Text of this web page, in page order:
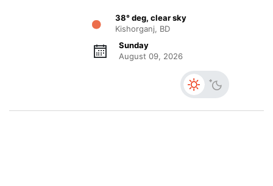
38° deg, clear sky
Kishorganj, BD
Sunday
August 09, 2026